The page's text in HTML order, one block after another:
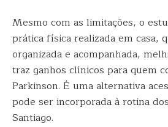
Mesmo com as limitações, o
prática física realizada em casa,
organizada e acompanhada,
traz ganhos clínicos para quem
Parkinson. É uma alternativa
pode ser incorporada à rotina
Santiago.